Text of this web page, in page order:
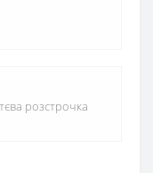
розстрочка